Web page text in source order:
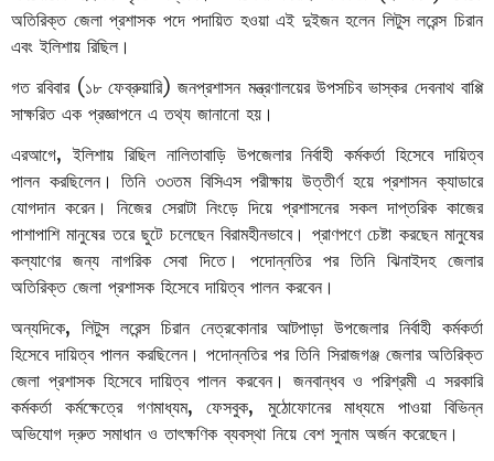
অতিরিক্ত জেলা প্রশাসক পদে পদায়িত হওয়া এই দুইজন হলেন লিটুস লরেন্স চিরান
এবং ইলিশায় রিছিল।
গত রবিবার (১৮ ফেব্রুয়ারি)জনপ্রশাসন মন্ত্রণালয়ের উপসচিব ভাস্কর দেবনাথ বাপ্পি
সাক্ষরিত এক প্রজ্ঞাপনে এ তথ্য জানানো হয়।
এরআগে, ইলিশায় রিছিল নালিতাবাড়ি উপজেলার নির্বাহী কর্মকর্তা হিসেবে দায়িত্ব
পালন করছিলেন। তিনি ৩৩তম বিসিএস পরীক্ষায় উত্তীর্ণ হয়ে প্রশাসন ক্যাডারে
যোগদান করেন। নিজের সেরাটা নিংড়ে দিয়ে প্রশাসনের সকল দাপ্তরিক কাজের
পাশাপাশি মানুষের তরে ছুটে চলেছেন বিরামহীনভাবে। প্রাণপণে চেষ্টা করছেন মানুষের
কল্যাণের জন্য নাগরিক সেবা দিতে। পদোন্নতির পর তিনি ঝিনাইদহ জেলার
অতিরিক্ত জেলা প্রশাসক হিসেবে দায়িত্ব পালন করবেন।
অন্যদিকে, লিটুস লরেন্স চিরান নেত্রকোনার আটপাড়া উপজেলার নির্বাহী কর্মকর্তা
হিসেবে দায়িত্ব পালন করছিলেন। পদোন্নতির পর তিনি সিরাজগঞ্জ জেলার অতিরিক্ত
জেলা প্রশাসক হিসেবে দায়িত্ব পালন করবেন। জনবান্ধব ও পরিশ্রমী এ সরকারি
কর্মকর্তা কর্মক্ষেত্রে গণমাধ্যম, ফেসবুক, মুঠোফোনের মাধ্যমে পাওয়া বিভিন্ন
অভিযোগ দ্রুত সমাধান ও তাৎক্ষণিক ব্যবস্থা নিয়ে বেশ সুনাম অর্জন করেছেন।